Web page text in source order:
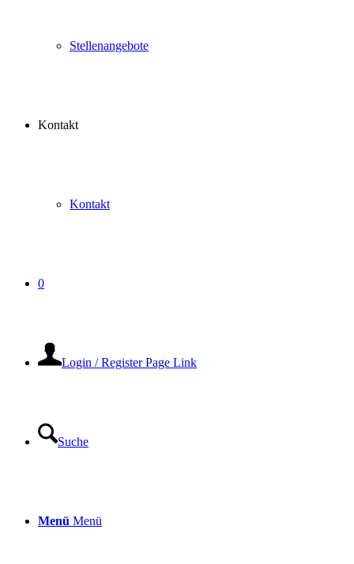
Stellenangebote
Kontakt
Kontakt
0
Login / Register Page Link
Suche
Menü Menü